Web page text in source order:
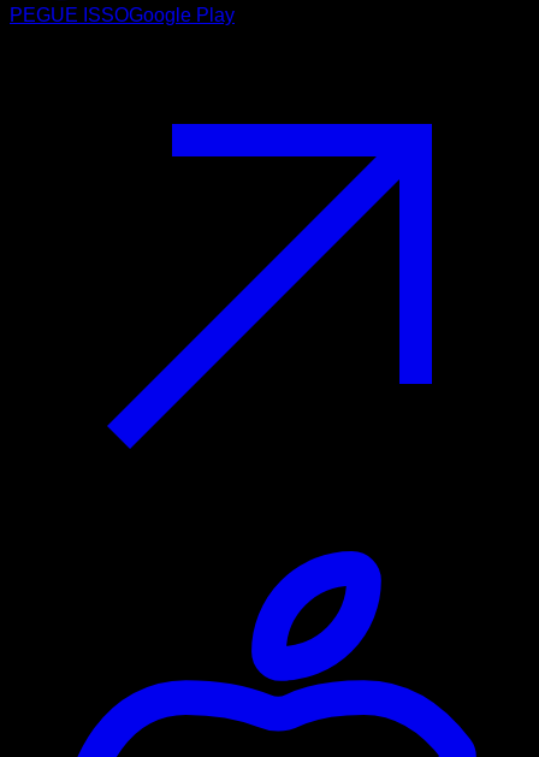
PEGUE ISSOGoogle Play